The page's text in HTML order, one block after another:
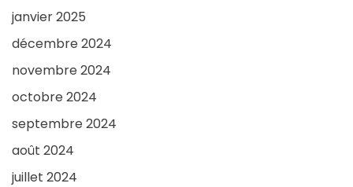
janvier 2025
décembre 2024
novembre 2024
octobre 2024
septembre 2024
août 2024
juillet 2024